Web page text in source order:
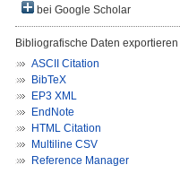
bei Google Scholar
Bibliografische Daten exportieren
ASCII Citation
BibTeX
EP3 XML
EndNote
HTML Citation
Multiline CSV
Reference Manager